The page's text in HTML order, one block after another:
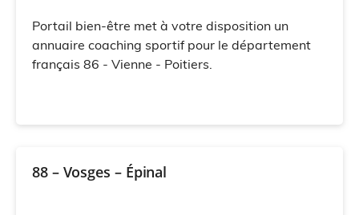
Portail bien-être met à votre disposition un
annuaire coaching sportif pour le département
français 86 - Vienne - Poitiers.
88 – Vosges – Épinal